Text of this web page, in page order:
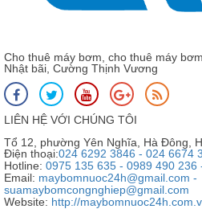
Cho thuê máy bơm, cho thuê máy
Nhật bãi, Cường Thịnh Vương
LIÊN HỆ VỚI CHÚNG TÔI
Tổ 12, phường Yên Nghĩa, Hà Đông,
Điện thoại:024 6292 3846 - 024 6674
Hotline: 0975 135 635 - 0989 490 236
Email: maybomnuoc24h@gmail.com -
suamaybomcongnghiep@gmail.com
Website: http://